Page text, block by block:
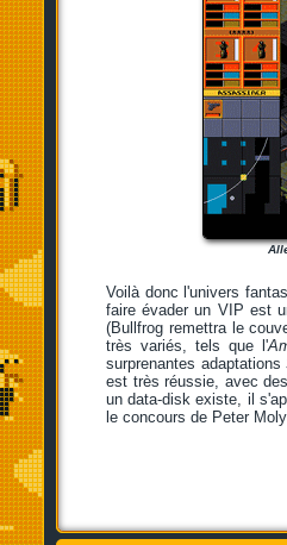
Voilà donc l'univers
faire évader un VIP est
(Bullfrog remettra le
très variés, tels que l'
surprenantes adaptations
est très réussie, avec
un data-disk existe, il
le concours de Peter